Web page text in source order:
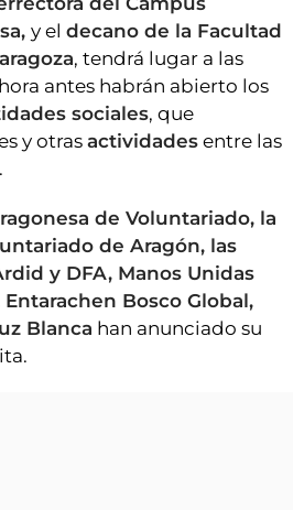
y el decano de la Facultad
, tendrá lugar a las
antes habrán abierto los
sociales, que
y otras actividades entre las
.
de Voluntariado, la
de Aragón, las
y DFA, Manos Unidas
Entarachen Bosco Global,
Blanca han anunciado su